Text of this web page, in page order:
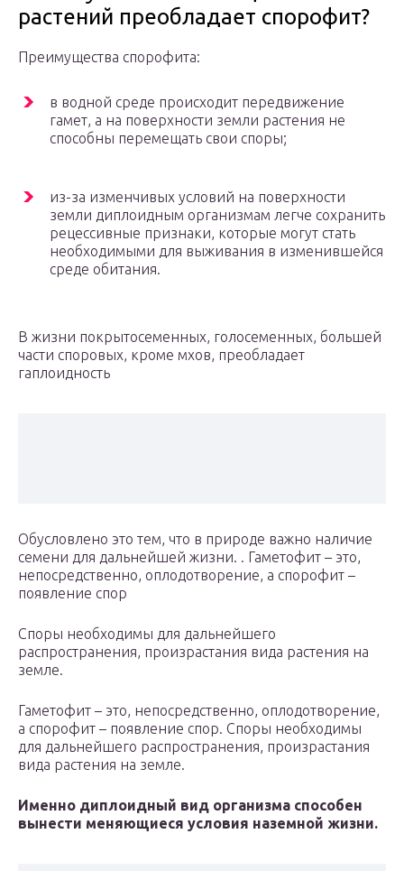
растений преобладает спорофит?
Преимущества спорофита:
в водной среде происходит передвижение
гамет, а на поверхности земли растения не
способны перемещать свои споры;
из-за изменчивых условий на поверхности
земли диплоидным организмам легче сохранить
рецессивные признаки, которые могут стать
необходимыми для выживания в изменившейся
среде обитания.
В жизни покрытосеменных, голосеменных, большей
части споровых, кроме мхов, преобладает
гаплоидность
Обусловлено это тем, что в природе важно наличие
семени для дальнейшей жизни. . Гаметофит – это,
непосредственно, оплодотворение, а спорофит –
появление спор
Споры необходимы для дальнейшего
распространения, произрастания вида растения на
земле.
Гаметофит – это, непосредственно, оплодотворение,
а спорофит – появление спор. Споры необходимы
для дальнейшего распространения, произрастания
вида растения на земле.
Именно диплоидный вид организма способен
вынести меняющиеся условия наземной жизни.